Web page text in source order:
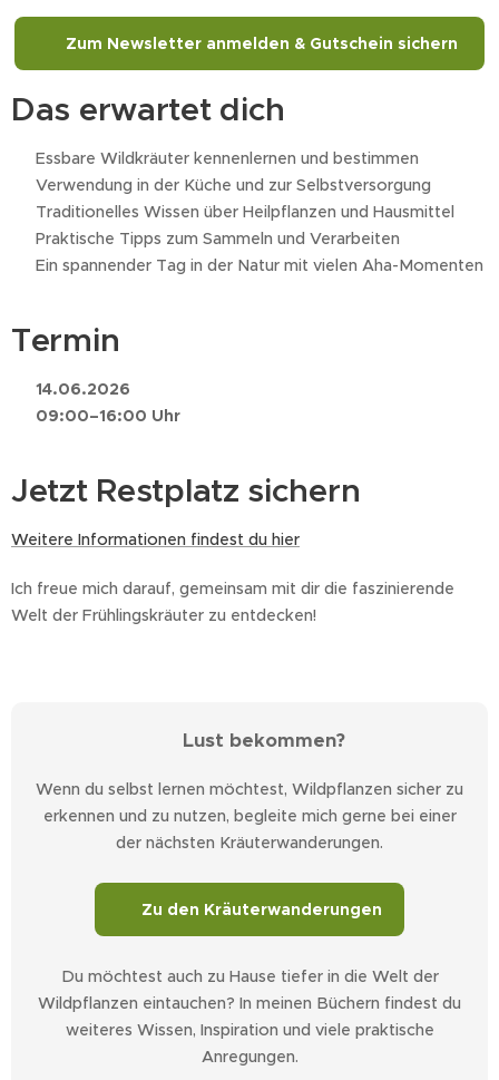
🌿 Zum Newsletter anmelden & Gutschein sichern
Das erwartet dich
🌿 Essbare Wildkräuter kennenlernen und bestimmen
🌿 Verwendung in der Küche und zur Selbstversorgung
🌿 Traditionelles Wissen über Heilpflanzen und Hausmittel
🌿 Praktische Tipps zum Sammeln und Verarbeiten
🌿 Ein spannender Tag in der Natur mit vielen Aha-Momenten
Termin
14.06.2026
09:00–16:00 Uhr
Jetzt Restplatz sichern
Weitere Informationen findest du hier
Ich freue mich darauf, gemeinsam mit dir die faszinierende
Welt der Frühlingskräuter zu entdecken! 🌿😊
🌿 Lust bekommen?
Wenn du selbst lernen möchtest, Wildpflanzen sicher zu
erkennen und zu nutzen, begleite mich gerne bei einer
der nächsten Kräuterwanderungen.
🌱 Zu den Kräuterwanderungen
Du möchtest auch zu Hause tiefer in die Welt der
Wildpflanzen eintauchen? In meinen Büchern findest du
weiteres Wissen, Inspiration und viele praktische
Anregungen.